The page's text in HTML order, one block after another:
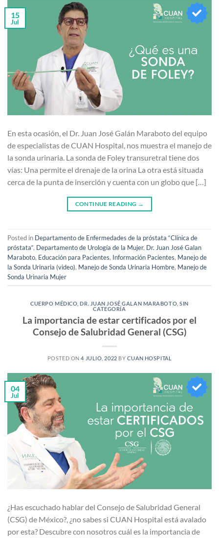
15
Jul
En esta ocasión, el Dr. Juan José Galán Maraboto del equipo
de especialistas de CUAN Hospital, nos muestra el manejo de
la sonda urinaria. La sonda de Foley transuretral tiene dos
vías: Una permite el drenaje de la orina La otra está situada
cerca de la punta de inserción y cuenta con un globo que […]
CONTINUE READING →
Posted in Departamento de Enfermedades de la próstata “Clínica de
próstata“, Departamento de Urología de la Mujer, Dr. Juan José Galan
Maraboto, Educación para Pacientes, Información Pacientes, Manejo de
la Sonda Urinaria (video), Manejo de Sonda Urinaria Hombre, Manejo de
Sonda Urinaria Mujer
CUERPO MÉDICO ,DR. JUAN JOSÉ GALAN MARABOTO ,SIN
CATEGORÍA
La importancia de estar certificados por el
Consejo de Salubridad General (CSG)
POSTED ON4 JULIO, 2022 BY CUAN HOSPITAL
04
Jul
¿Has escuchado hablar del Consejo de Salubridad General
(CSG) de México?, ¿no sabes si CUAN Hospital está avalado
por esta? Descubre con nosotros cuál es la importancia de